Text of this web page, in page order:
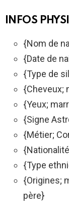
INFOS
{Nom de
{Date de
{Type de
{Cheveux;
{Yeux;
{Signe
{Métier;
{Type
{Origines;
père}